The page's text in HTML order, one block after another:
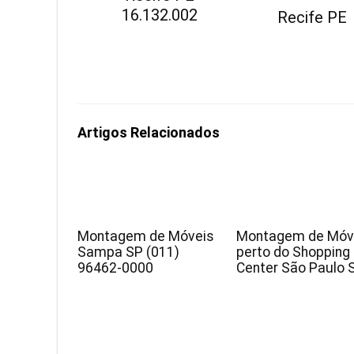
16.132.002
Recife PE
Artigos Relacionados
Montagem de Móveis
Sampa SP (011)
96462-0000
Montagem de
perto do Shopping
Center São Paulo